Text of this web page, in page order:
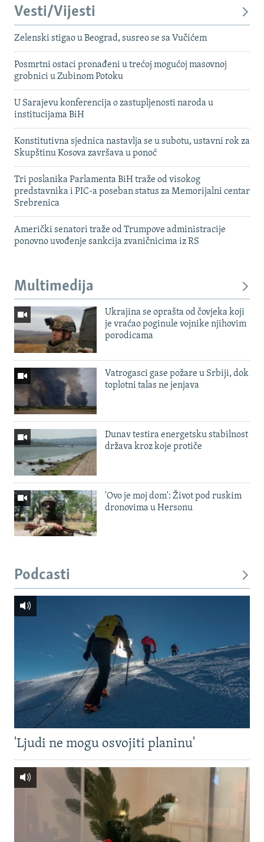
Vesti/Vijesti
Zelenski stigao u Beograd, susreo se sa Vučićem
Posmrtni ostaci pronađeni u trećoj mogućoj masovnoj
grobnici u Zubinom Potoku
U Sarajevu konferencija o zastupljenosti naroda u
institucijama BiH
Konstitutivna sjednica nastavlja se u subotu, ustavni rok za
Skupštinu Kosova završava u ponoć
Tri poslanika Parlamenta BiH traže od visokog
predstavnika i PIC-a poseban status za Memorijalni centar
Srebrenica
Američki senatori traže od Trumpove administracije
ponovno uvođenje sankcija zvaničnicima iz RS
Multimedija
Ukrajina se oprašta od čovjeka koji
je vraćao poginule vojnike njihovim
porodicama
Vatrogasci gase požare u Srbiji, dok
toplotni talas ne jenjava
Dunav testira energetsku stabilnost
država kroz koje protiče
'Ovo je moj dom': Život pod ruskim
dronovima u Hersonu
Podcasti
'Ljudi ne mogu osvojiti planinu'